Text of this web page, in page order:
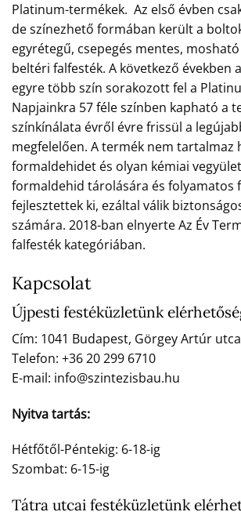
Platinum-termékek. Az első évben
de színezhető formában került a
egyrétegű, csepegés mentes,
beltéri falfesték. A következő években
egyre több szín sorakozott fel a
Napjainkra 57 féle színben kapható a
színkínálata évről évre frissül a
megfelelően. A termék nem tartalmaz
formaldehidet és olyan kémiai
formaldehid tárolására és folyamatos
fejlesztettek ki, ezáltal válik
számára. 2018-ban elnyerte Az Év
falfesték kategóriában.
Kapcsolat
Újpesti festéküzletünk
Cím: 1041 Budapest, Görgey Artúr
Telefon: +36 20 299 6710
E-mail: info@szintezisbau.hu
Nyitva tartás:
Hétfőtől-Péntekig: 6-18-ig
Szombat: 6-15-ig
Tátra utcai festéküzletünk